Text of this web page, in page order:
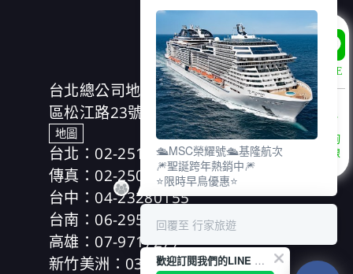
台北總公司地址：(104)台北市中山
區松江路23號7樓、8樓
地圖
台北：02-25166630
傳真：02-25019918
台中：04-23280155
台南：06-2953606
高雄：07-9717277
新竹美洲：03-5354989
LINE
諮詢
專線
🛳️MSC榮耀號🛳️基隆航次
🎆聖誕跨年熱銷中🎆
⭐限時早鳥優惠⭐
回覆至 行家旅遊
歡迎訂閱我們的LINE 官方帳號